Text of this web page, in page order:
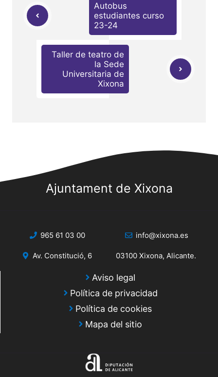
Autobus
estudiantes curso
23-24
Taller de teatro de
la Sede
Universitaria de
Xixona
Ajuntament de Xixona
965 61 03 00 info@xixona.es
Av. Constitució, 6 03100 Xixona, Alicante.
Aviso legal
Política de privacidad
Política de cookies
Mapa del sitio